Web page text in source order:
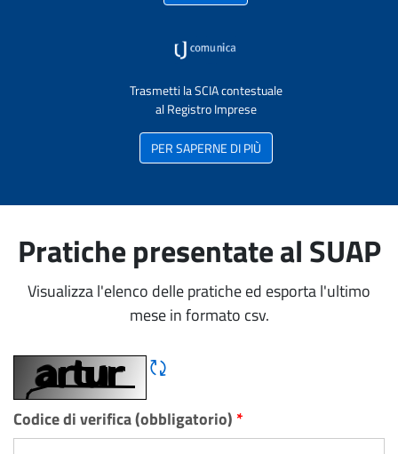
Trasmetti la SCIA contestuale
al Registro Imprese
PER SAPERNE DI PIÙ
Pratiche presentate al SUAP
Visualizza l'elenco delle pratiche ed esporta l'ultimo
mese in formato csv.
Rigene CAPTCHA
Codice di verifica (obbligatorio) *